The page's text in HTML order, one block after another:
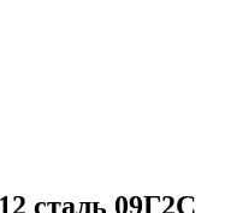
сталь 09Г2С